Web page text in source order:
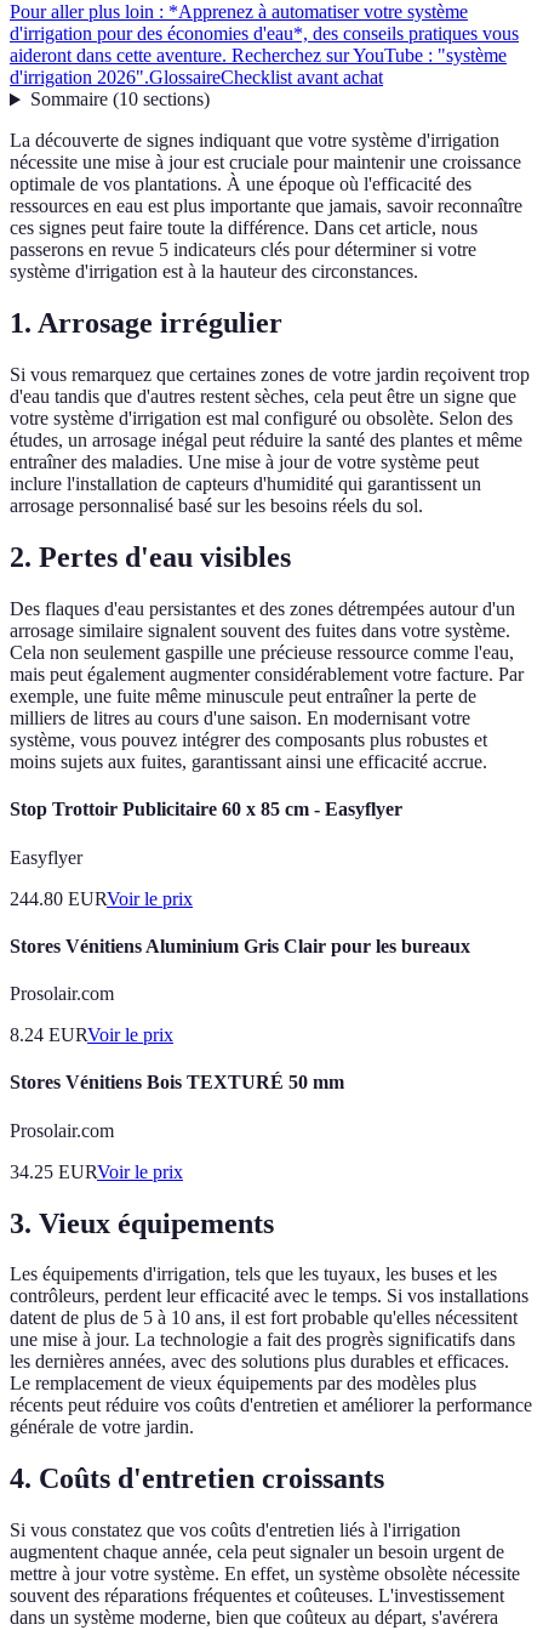
Pour aller plus loin : *Apprenez à automatiser votre système
d'irrigation pour des économies d'eau*, des conseils pratiques vous
aideront dans cette aventure. Recherchez sur YouTube : "système
d'irrigation 2026".GlossaireChecklist avant achat
Sommaire(10 sections)
La découverte de signes indiquant que votre système d'irrigation
nécessite une mise à jour est cruciale pour maintenir une croissance
optimale de vos plantations. À une époque où l'efficacité des
ressources en eau est plus importante que jamais, savoir reconnaître
ces signes peut faire toute la différence. Dans cet article, nous
passerons en revue 5 indicateurs clés pour déterminer si votre
système d'irrigation est à la hauteur des circonstances.
1. Arrosage irrégulier
Si vous remarquez que certaines zones de votre jardin reçoivent trop
d'eau tandis que d'autres restent sèches, cela peut être un signe que
votre système d'irrigation est mal configuré ou obsolète. Selon des
études, un arrosage inégal peut réduire la santé des plantes et même
entraîner des maladies. Une mise à jour de votre système peut
inclure l'installation de capteurs d'humidité qui garantissent un
arrosage personnalisé basé sur les besoins réels du sol.
2. Pertes d'eau visibles
Des flaques d'eau persistantes et des zones détrempées autour d'un
arrosage similaire signalent souvent des fuites dans votre système.
Cela non seulement gaspille une précieuse ressource comme l'eau,
mais peut également augmenter considérablement votre facture. Par
exemple, une fuite même minuscule peut entraîner la perte de
milliers de litres au cours d'une saison. En modernisant votre
système, vous pouvez intégrer des composants plus robustes et
moins sujets aux fuites, garantissant ainsi une efficacité accrue.
Stop Trottoir Publicitaire 60 x 85 cm - Easyflyer
Easyflyer
244.80 EURVoir le prix
Stores Vénitiens Aluminium Gris Clair pour les bureaux
Prosolair.com
8.24 EURVoir le prix
Stores Vénitiens Bois TEXTURÉ 50 mm
Prosolair.com
34.25 EURVoir le prix
3. Vieux équipements
Les équipements d'irrigation, tels que les tuyaux, les buses et les
contrôleurs, perdent leur efficacité avec le temps. Si vos installations
datent de plus de 5 à 10 ans, il est fort probable qu'elles nécessitent
une mise à jour. La technologie a fait des progrès significatifs dans
les dernières années, avec des solutions plus durables et efficaces.
Le remplacement de vieux équipements par des modèles plus
récents peut réduire vos coûts d'entretien et améliorer la performance
générale de votre jardin.
4. Coûts d'entretien croissants
Si vous constatez que vos coûts d'entretien liés à l'irrigation
augmentent chaque année, cela peut signaler un besoin urgent de
mettre à jour votre système. En effet, un système obsolète nécessite
souvent des réparations fréquentes et coûteuses. L'investissement
dans un système moderne, bien que coûteux au départ, s'avérera